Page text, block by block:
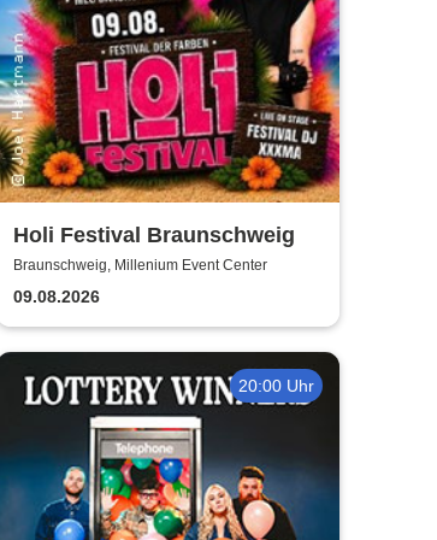
Holi Festival Braunschweig
Braunschweig, Millenium Event Center
09.08.2026
20:00 Uhr